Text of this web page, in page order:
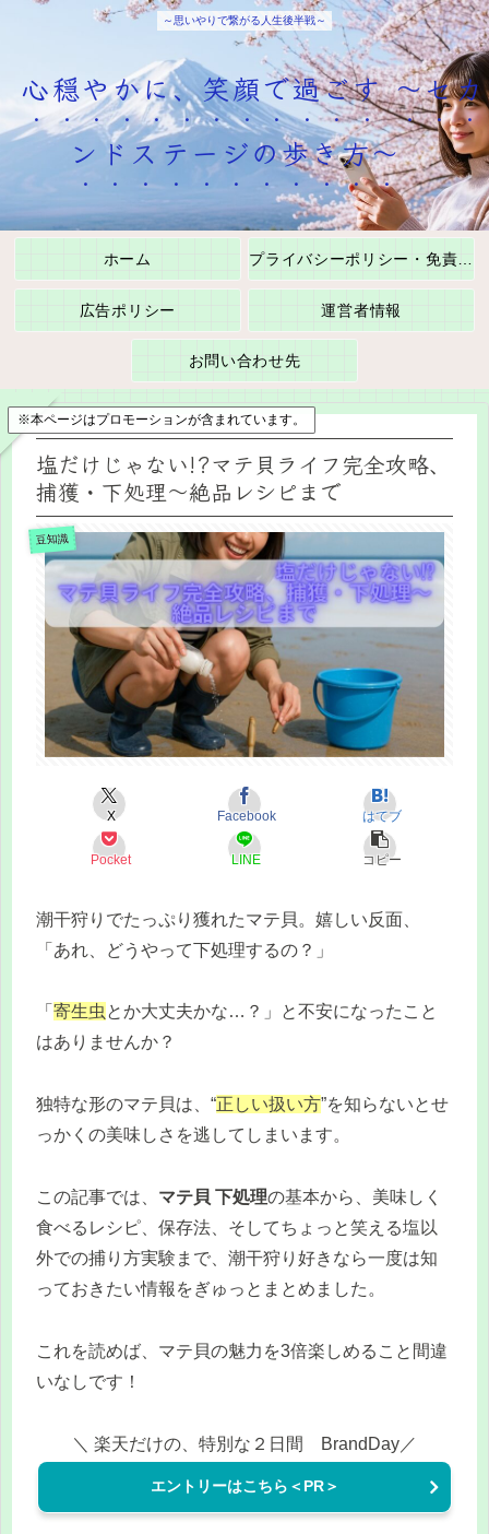
～思いやりで繋がる人生後半戦～
心穏やかに、笑顔で過ごす ～セカ
ンドステージの歩き方～
ホーム
広告ポリシー 運営者情報
お問い合わせ先
※本ページはプロモーションが含まれています。
塩だけじゃない!?マテ貝ライフ完全攻略、
捕獲・下処理〜絶品レシピまで
豆知識
X Facebook はてブ
Pocket LINE コピー
潮干狩りでたっぷり獲れたマテ貝。嬉しい反面、
「あれ、どうやって下処理するの？」
「 寄生虫 とか大丈夫かな…？」と不安になったこと
はありませんか？
独特な形のマテ貝は、“正しい扱い方”を知らないとせ
っかくの美味しさを逃してしまいます。
この記事では、 マテ貝 下処理の基本から、美味しく
食べるレシピ、保存法、そしてちょっと笑える塩以
外での捕り方実験まで、潮干狩り好きなら一度は知
っておきたい情報をぎゅっとまとめました。
これを読めば、マテ貝の魅力を3倍楽しめること間違
いなしです！
＼ 楽天だけの、特別な２日間 BrandDay／
エントリーはこちら＜PR＞